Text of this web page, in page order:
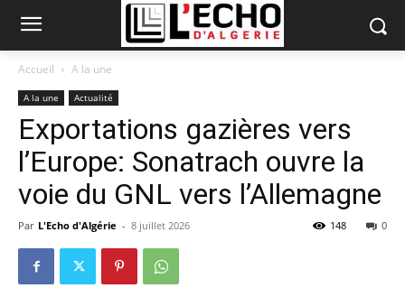
Accueil A la une
A la une Actualité
Exportations gazières vers
l’Europe: Sonatrach ouvre la
voie du GNL vers l’Allemagne
Par L'Echo d'Algérie - 8 juillet 2026 0
148